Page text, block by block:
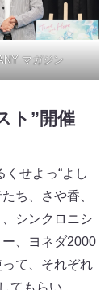
マガジン
ト”開催
せよっ“よし
ち、さや香、
シンクロニシ
、ヨネダ2000
て、それぞれ
てもらい、